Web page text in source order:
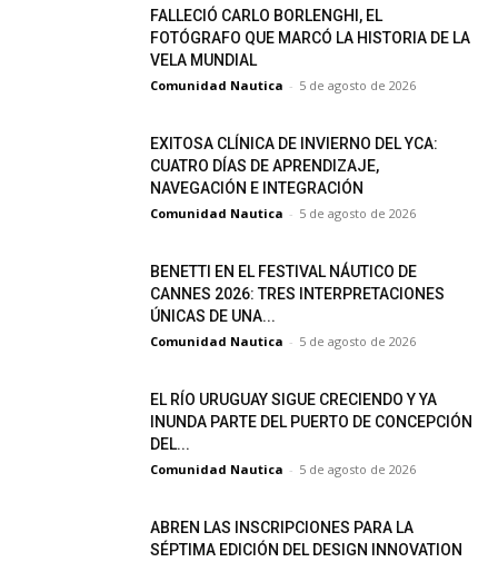
FALLECIÓ CARLO BORLENGHI, EL
FOTÓGRAFO QUE MARCÓ LA HISTORIA DE LA
VELA MUNDIAL
Comunidad Nautica - 5 de agosto de 2026
EXITOSA CLÍNICA DE INVIERNO DEL YCA:
CUATRO DÍAS DE APRENDIZAJE,
NAVEGACIÓN E INTEGRACIÓN
Comunidad Nautica - 5 de agosto de 2026
BENETTI EN EL FESTIVAL NÁUTICO DE
CANNES 2026: TRES INTERPRETACIONES
ÚNICAS DE UNA...
Comunidad Nautica - 5 de agosto de 2026
EL RÍO URUGUAY SIGUE CRECIENDO Y YA
INUNDA PARTE DEL PUERTO DE CONCEPCIÓN
DEL...
Comunidad Nautica - 5 de agosto de 2026
ABREN LAS INSCRIPCIONES PARA LA
SÉPTIMA EDICIÓN DEL DESIGN INNOVATION